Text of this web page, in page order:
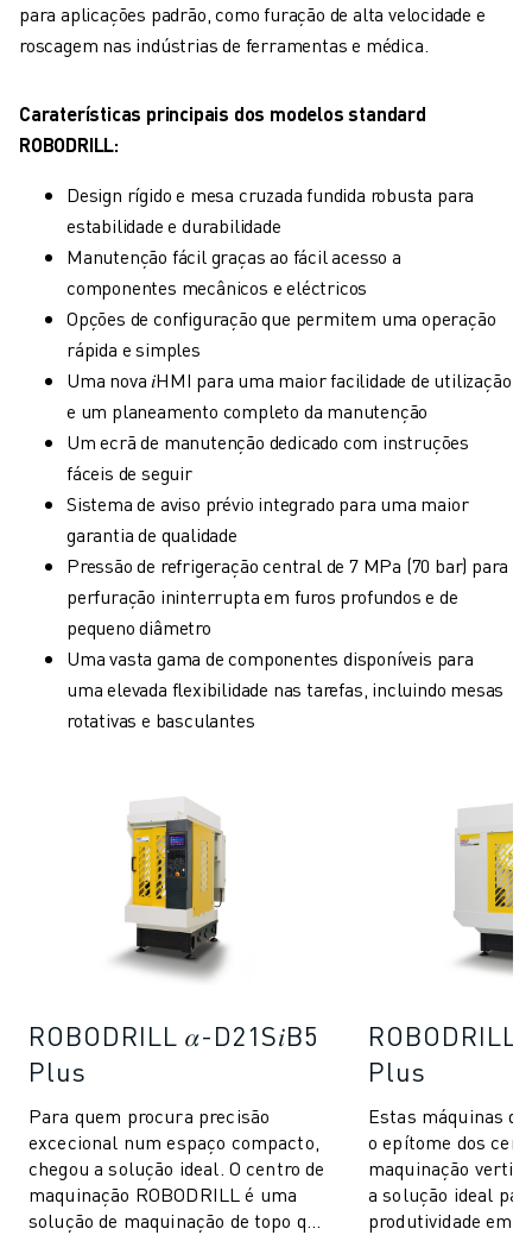
CENTRO DE DOWNLOADS » MYFANUC
FORMAÇÃO & EDUCAÇÃO
SOLUÇÕES PARA INDÚSTRIAS
SOLUÇÕES PARA SECTOR EDUCATIVO
EVENTOS EDUCATIVOS
NOTÍCIAS
NOTÍCIAS
EVENTOS
EVENTOS EDUCATIVOS
SOBRE A FANUC
SOBRE A FANUC
FANUC NA EUROPA
ONDE ESTAMOS
SUSTENTABILIDADE
CARREIRA
MOLDE O SEU FUTURO COM A FANUC
JUNTE-SE A NÓS » PORTAL DE EMPREGO
CONTACTO
CONTACTO
LOCALIZAÇÕES
IMPRIMIR
para aplicações padrão, como furação de alta velocidade e
roscagem nas indústrias de ferramentas e médica.
Caraterísticas principais dos modelos standard
ROBODRILL:
Design rígido e mesa cruzada fundida robusta para
estabilidade e durabilidade
Manutenção fácil graças ao fácil acesso a
componentes mecânicos e eléctricos
Opções de configuração que permitem uma operação
rápida e simples
Uma nova 𝑖HMI para uma maior facilidade de utilização
e um planeamento completo da manutenção
Um ecrã de manutenção dedicado com instruções
fáceis de seguir
Sistema de aviso prévio integrado para uma maior
garantia de qualidade
Pressão de refrigeração central de 7 MPa (70 bar) para
perfuração ininterrupta em furos profundos e de
pequeno diâmetro
Uma vasta gama de componentes disponíveis para
uma elevada flexibilidade nas tarefas, incluindo mesas
rotativas e basculantes
ROBODRILL 𝛼-D21S𝑖B5
Plus
Para quem procura precisão
excecional num espaço compacto,
chegou a solução ideal. O centro de
maquinação ROBODRILL é uma
solução de maquinação de topo que
ROBODRILL
Plus
Estas máquinas
o epítome dos
maquinação
a solução ideal
produtividade em